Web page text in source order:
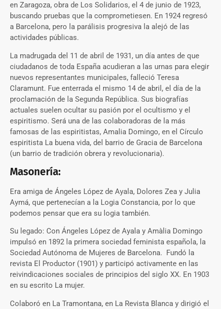
en Zaragoza, obra de Los Solidarios, el 4 de junio de 1923,
buscando pruebas que la comprometiesen. En 1924 regresó
a Barcelona, pero la parálisis progresiva la alejó de las
actividades públicas.
La madrugada del 11 de abril de 1931, un día antes de que
ciudadanos de toda España acudieran a las urnas para elegir
nuevos representantes municipales, falleció Teresa
Claramunt. Fue enterrada el mismo 14 de abril, el día de la
proclamación de la Segunda República. Sus biografías
actuales suelen ocultar su pasión por el ocultismo y el
espiritismo. Será una de las colaboradoras de la más
famosas de las espiritistas, Amalia Domingo, en el Círculo
espiritista La buena vida, del barrio de Gracia de Barcelona
(un barrio de tradición obrera y revolucionaria).
Masonería:
Era amiga de Ángeles López de Ayala, Dolores Zea y Julia
Aymá, que pertenecían a la Logia Constancia, por lo que
podemos pensar que era su logia también.
Su legado: Con Ángeles López de Ayala y Amàlia Domingo
impulsó en 1892 la primera sociedad feminista española, la
Sociedad Autónoma de Mujeres de Barcelona. Fundó la
revista El Productor (1901) y participó activamente en las
reivindicaciones sociales de principios del siglo XX. En 1903
en su escrito La mujer.
Colaboró en La Tramontana, en La Revista Blanca y dirigió el